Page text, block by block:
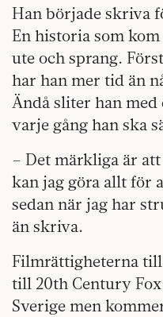
Han började skriva
En historia som
ute och sprang.
har han mer tid än
Ändå sliter han
varje gång han ska
– Det märkliga är
kan jag göra allt för
sedan när jag har
än skriva.
Filmrättigheterna
till 20th Century
Sverige men